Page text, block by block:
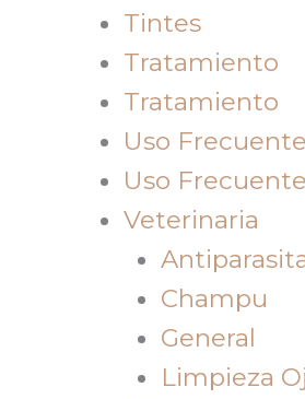
Tintes
Tratamiento
Tratamiento
Uso Frecuente
Uso Frecuente
Veterinaria
Champu
General
Limpieza